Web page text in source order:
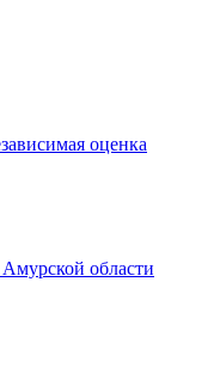
оценка
области